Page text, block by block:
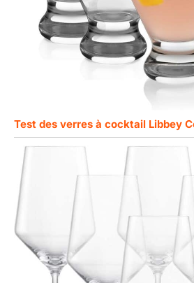
Test des verres à cocktail Libbey